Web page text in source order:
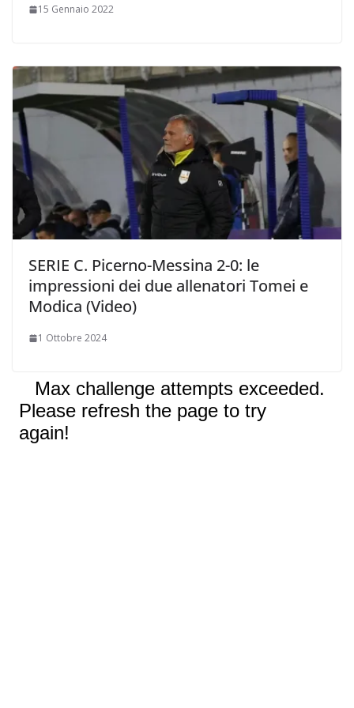
15 Gennaio 2022
SERIE C. Picerno-Messina 2-0: le
impressioni dei due allenatori Tomei e
Modica (Video)
1 Ottobre 2024